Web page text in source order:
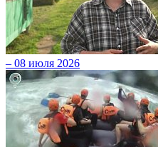
– 08 июля 2026